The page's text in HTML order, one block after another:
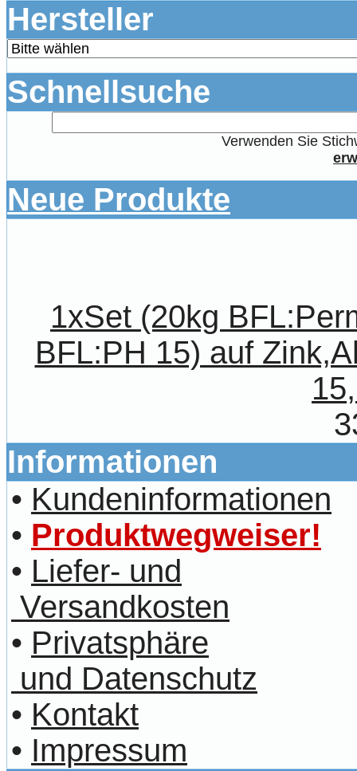
Hersteller
Schnellsuche
Verwenden Sie
Neue Produkte
1xSet (20kg
BFL:PH 15) auf
Informationen
• Kundeninformationen
• Produktwegweiser!
• Liefer- und
Versandkosten
• Privatsphäre
und Datenschutz
• Kontakt
• Impressum